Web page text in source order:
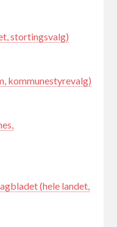
stortingsvalg)
kommunestyrevalg)
(hele landet,